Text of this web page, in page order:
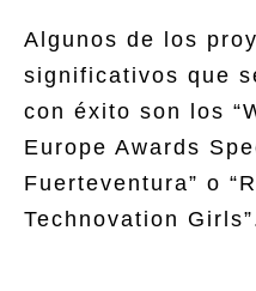
Algunos de los
significativos que
con éxito son los
Europe Awards
Fuerteventura” o
Technovation